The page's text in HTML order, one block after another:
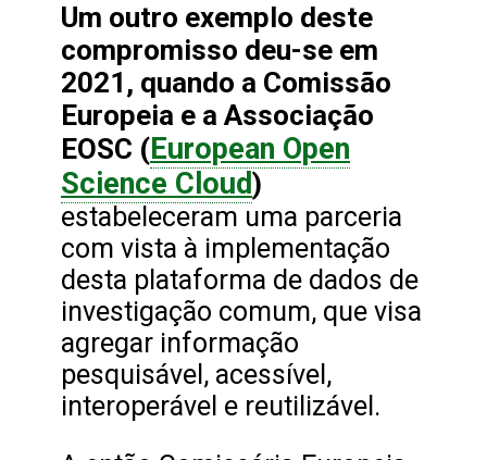
Um outro exemplo deste
compromisso deu-se em
2021, quando a Comissão
Europeia e a Associação
EOSC (European Open
Science Cloud)
estabeleceram uma parceria
com vista à implementação
desta plataforma de dados de
investigação comum, que visa
agregar informação
pesquisável, acessível,
interoperável e reutilizável.